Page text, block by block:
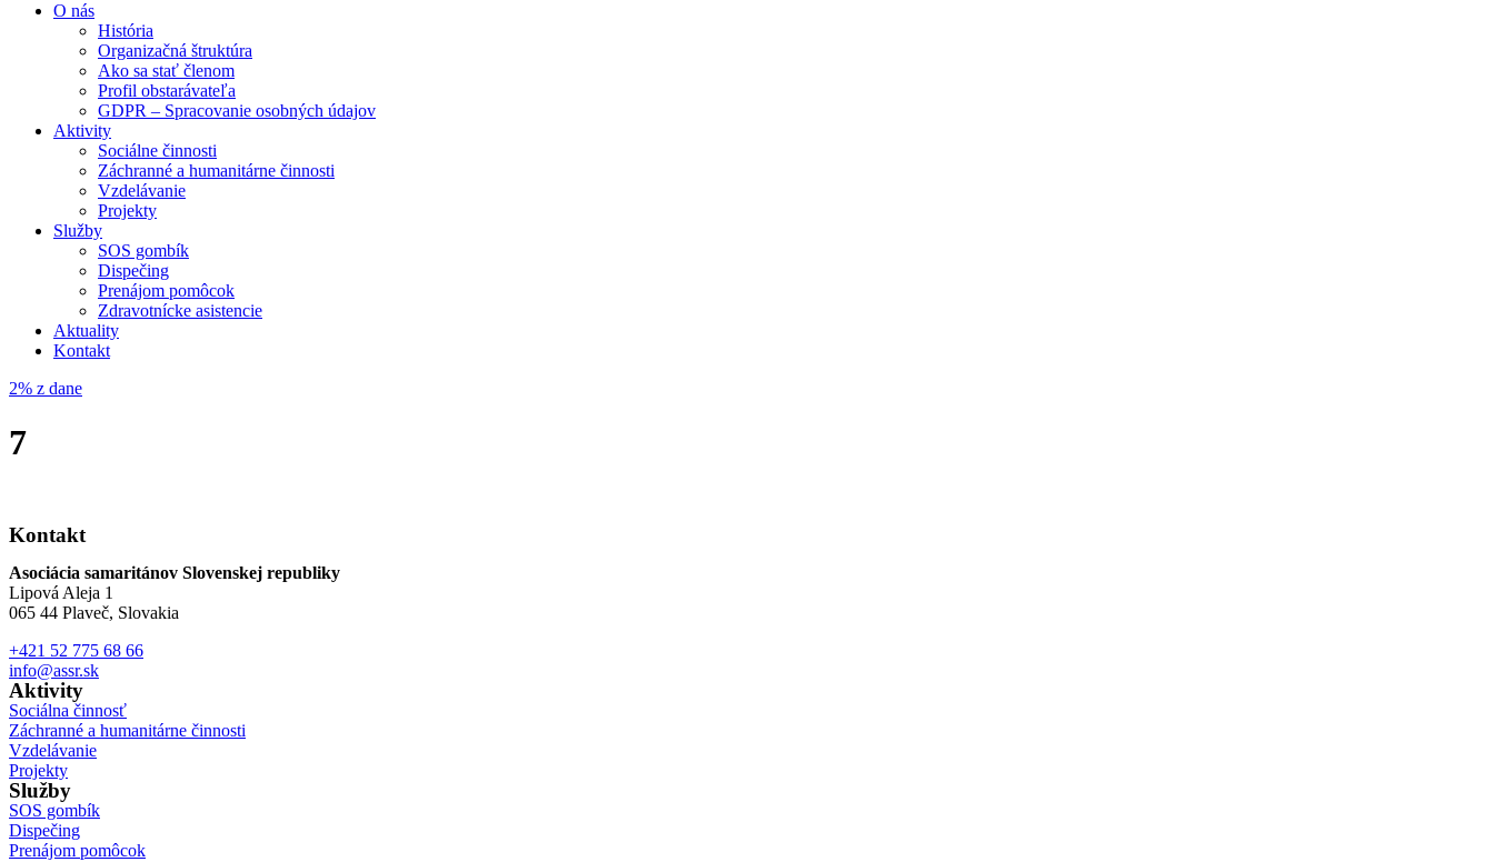
O nás
História
Organizačná štruktúra
Ako sa stať členom
Profil obstarávateľa
GDPR – Spracovanie osobných údajov
Aktivity
Sociálne činnosti
Záchranné a humanitárne činnosti
Vzdelávanie
Projekty
Služby
SOS gombík
Dispečing
Prenájom pomôcok
Zdravotnícke asistencie
Aktuality
Kontakt
2% z dane
7
Kontakt
Asociácia samaritánov Slovenskej republiky
Lipová Aleja 1
065 44 Plaveč, Slovakia
+421 52 775 68 66
info@assr.sk
Aktivity
Sociálna činnosť
Záchranné a humanitárne činnosti
Vzdelávanie
Projekty
Služby
SOS gombík
Dispečing
Prenájom pomôcok